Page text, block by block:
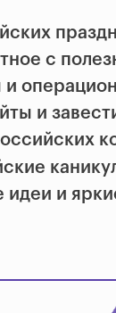
с
и
и
идеи и